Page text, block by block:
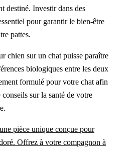
destiné. Investir dans des
pour garantir le bien-être
pattes.
chien sur un chat puisse paraître
biologiques entre les deux
formulé pour votre chat afin
sur la santé de votre
pièce unique conçue pour
Offrez à votre compagnon à